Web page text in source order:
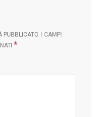
PUBBLICATO.
I CAMPI
*